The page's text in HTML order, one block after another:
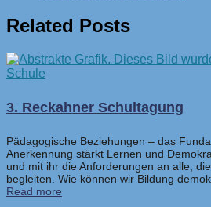
Related Posts
Schule
3. Reckahner Schultagung
Pädagogische Beziehungen – das
Anerkennung stärkt Lernen und
und mit ihr die Anforderungen an alle,
begleiten. Wie können wir Bildung
Read more